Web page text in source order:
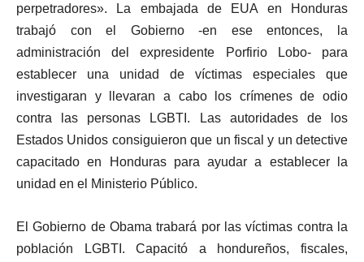
perpetradores». La embajada de EUA en Honduras
trabajó con el Gobierno -en ese entonces, la
administración del expresidente Porfirio Lobo- para
establecer una unidad de víctimas especiales que
investigaran y llevaran a cabo los crímenes de odio
contra las personas LGBTI. Las autoridades de los
Estados Unidos consiguieron que un fiscal y un detective
capacitado en Honduras para ayudar a establecer la
unidad en el Ministerio Público.
El Gobierno de Obama trabará por las víctimas contra la
población LGBTI. Capacitó a hondureños, fiscales,